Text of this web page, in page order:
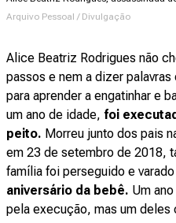
Arquivo Pessoal / Divulgação
Alice Beatriz Rodrigues não
passos e nem a dizer
para aprender a engatinhar e
um ano de idade, foi
peito. Morreu junto dos pais
em 23 de setembro de 2018,
família foi perseguido e
aniversário da bebê. Um
pela execução, mas um deles